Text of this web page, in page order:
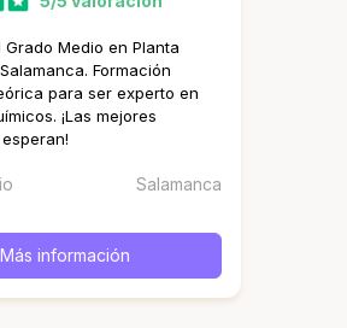
Medio en Planta
Formación
para ser experto en
¡Las mejores
Salamanca
Más información